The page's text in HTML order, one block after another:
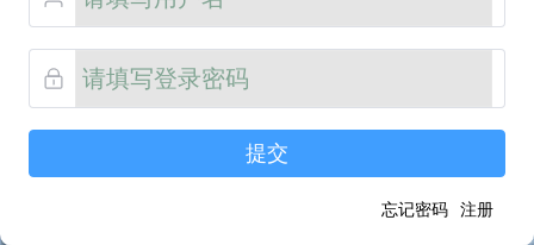
提交
注册
忘记密码